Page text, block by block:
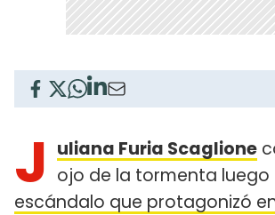
J uliana Furia Scaglione
ojo de la tormenta luego
escándalo que protagonizó